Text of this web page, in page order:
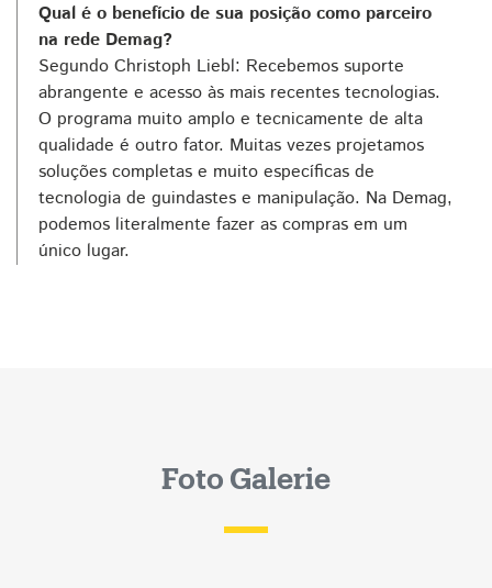
Qual é o benefício de sua posição como parceiro
na rede Demag?
Segundo Christoph Liebl: Recebemos suporte
abrangente e acesso às mais recentes tecnologias.
O programa muito amplo e tecnicamente de alta
qualidade é outro fator. Muitas vezes projetamos
soluções completas e muito específicas de
tecnologia de guindastes e manipulação. Na Demag,
podemos literalmente fazer as compras em um
único lugar.
Foto Galerie